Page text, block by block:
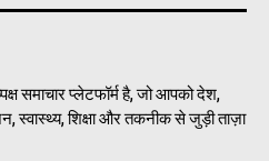
समाचार प्लेटफॉर्म है, जो आपको देश,
स्वास्थ्य, शिक्षा और तकनीक से जुड़ी ताज़ा